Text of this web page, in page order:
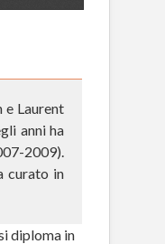
e Laurent
anni ha
2009).
curato in
diploma in